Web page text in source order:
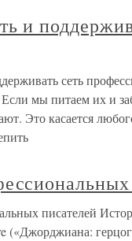
и
сеть
мы питаем их и
Это касается
писателей
(«Джорджиана: